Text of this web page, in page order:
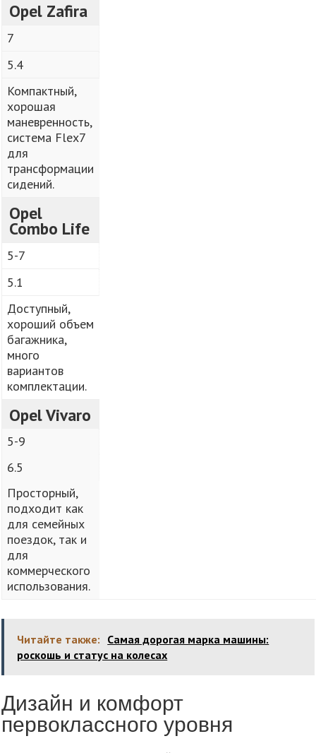
Opel Zafira
7
5.4
Компактный,
хорошая
маневренность,
система Flex7
для
трансформации
сидений.
Opel
Combo Life
5-7
5.1
Доступный,
хороший объем
багажника,
много
вариантов
комплектации.
Opel Vivaro
5-9
6.5
Просторный,
подходит как
для семейных
поездок, так и
для
коммерческого
использования.
Читайте также: Самая дорогая марка машины:
роскошь и статус на колесах
Дизайн и комфорт
первоклассного уровня